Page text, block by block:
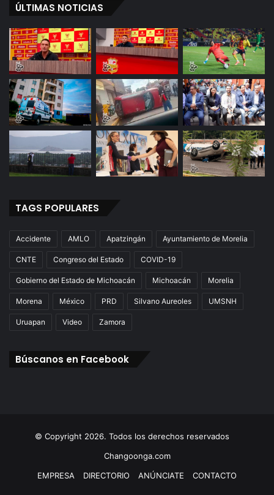
ÚLTIMAS NOTICIAS
TAGS POPULARES
Accidente AMLO Apatzingán Ayuntamiento de Morelia
CNTE Congreso del Estado COVID-19
Gobierno del Estado de Michoacán Michoacán Morelia
Morena México PRD Silvano Aureoles UMSNH
Uruapan Video Zamora
Búscanos en Facebook
© Copyright 2026. Todos los derechos reservados
Changoonga.com
EMPRESA
DIRECTORIO ANÚNCIATE CONTACTO